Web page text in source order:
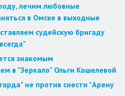
лечим любовные
в Омске в выходные
судейскую бригаду
знакомым
в "Зеркало" Ольги Кошелевой
не против снести "Арену